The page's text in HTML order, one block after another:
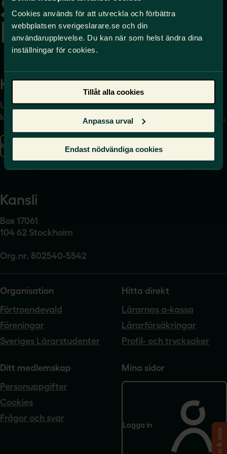
Cookies används för att utveckla och förbättra
webbplatsen sverigeslarare.se och din
användarupplevelse. Du kan när som helst ändra dina
inställningar för cookies.
Tillåt alla cookies
Anpassa urval
Endast nödvändiga cookies
Kontakta
Uppgifter om hur du
kontaktar oss finns här.
Kontakta oss
Press
Journalist – du når oss
på
press@sverigeslarare.
Kansli
Box 17061
104 62 Stockholm
Org.nr. 802540-5542
Organisation
Förtroendevald
Föreningar
Sveriges Lärarstudenter
Hitta direkt
Lärarnas a-kassa
Lärarförsäkringar
Profil- och trycksaker
Ditt medlemskap
Personuppgifter
Cookies
Frågor och svar
Mina sidor
Logga in